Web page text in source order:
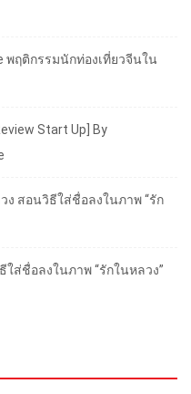
พฤติกรรมนักท่องเที่ยวจีนใน
Start Up] By
วง สอนวิธีใส่ชื่อลงในภาพ “รัก
ใส่ชื่อลงในภาพ “รักในหลวง”